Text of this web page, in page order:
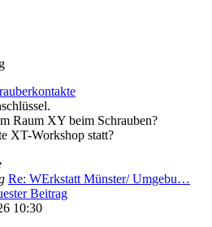
Raum XY beim Schrauben?
XT-Workshop statt?
Re: WErkstatt Münster/ Umgebu…
Beitrag
10:30